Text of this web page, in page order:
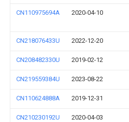
CN110975694A 2020-04-10
CN218076433U 2022-12-20
CN208482330U 2019-02-12
CN219559384U 2023-08-22
CN110624888A 2019-12-31
CN210230192U 2020-04-03